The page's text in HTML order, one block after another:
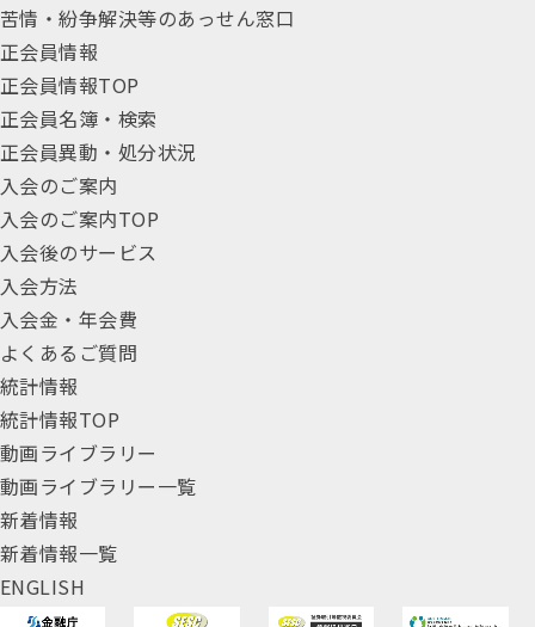
苦情・紛争解決等のあっせん窓口
正会員情報
正会員情報TOP
正会員名簿・検索
正会員異動・処分状況
入会のご案内
入会のご案内TOP
入会後のサービス
入会方法
入会金・年会費
よくあるご質問
統計情報
統計情報TOP
動画ライブラリー
動画ライブラリー一覧
新着情報
新着情報一覧
ENGLISH